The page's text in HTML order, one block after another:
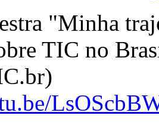
"Minha
TIC no